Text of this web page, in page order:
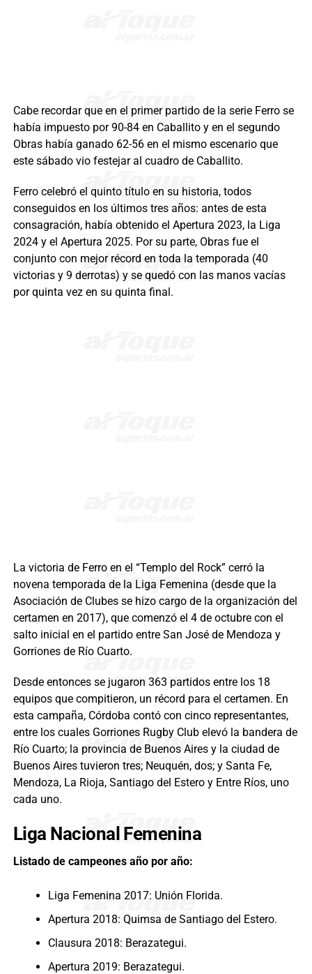
Cabe recordar que en el primer partido de la serie Ferro se
había impuesto por 90-84 en Caballito y en el segundo
Obras había ganado 62-56 en el mismo escenario que
este sábado vio festejar al cuadro de Caballito.
Ferro celebró el quinto título en su historia, todos
conseguidos en los últimos tres años: antes de esta
consagración, había obtenido el Apertura 2023, la Liga
2024 y el Apertura 2025. Por su parte, Obras fue el
conjunto con mejor récord en toda la temporada (40
victorias y 9 derrotas) y se quedó con las manos vacías
por quinta vez en su quinta final.
La victoria de Ferro en el “Templo del Rock” cerró la
novena temporada de la Liga Femenina (desde que la
Asociación de Clubes se hizo cargo de la organización del
certamen en 2017), que comenzó el 4 de octubre con el
salto inicial en el partido entre San José de Mendoza y
Gorriones de Río Cuarto.
Desde entonces se jugaron 363 partidos entre los 18
equipos que compitieron, un récord para el certamen. En
esta campaña, Córdoba contó con cinco representantes,
entre los cuales Gorriones Rugby Club elevó la bandera de
Río Cuarto; la provincia de Buenos Aires y la ciudad de
Buenos Aires tuvieron tres; Neuquén, dos; y Santa Fe,
Mendoza, La Rioja, Santiago del Estero y Entre Ríos, uno
cada uno.
Liga Nacional Femenina
Listado de campeones año por año:
Liga Femenina 2017: Unión Florida.
Apertura 2018: Quimsa de Santiago del Estero.
Clausura 2018: Berazategui.
Apertura 2019: Berazategui.